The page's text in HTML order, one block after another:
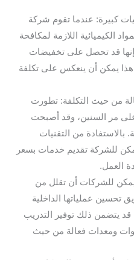
كبيرة: عندما تقوم شركة
الكيميائية اللازمة لمكافحة
قد تحصل على تخفيضات
هذا يمكن أن ينعكس على تكلفة
من حيث التكلفة: تطورت
مر السنين، وقد أصبحت
بالاستفادة من التقنيات
يمكن للشركة تقديم خدمات بسعر
العمل.
يمكن للشركات أن تقلل من
تحسين عملياتها الداخلية
قد يتضمن ذلك توفير التدريب
ومعدات فعالة من حيث